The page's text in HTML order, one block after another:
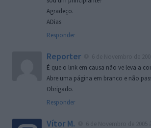
Agradeço.
ADias
Responder
Reporter
É que o link em causa não ve leva a
Abre uma página em branco e não
Obrigado.
Responder
Vítor M.